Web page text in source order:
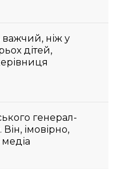
важчий, ніж у
дітей,
генерал-
імовірно,